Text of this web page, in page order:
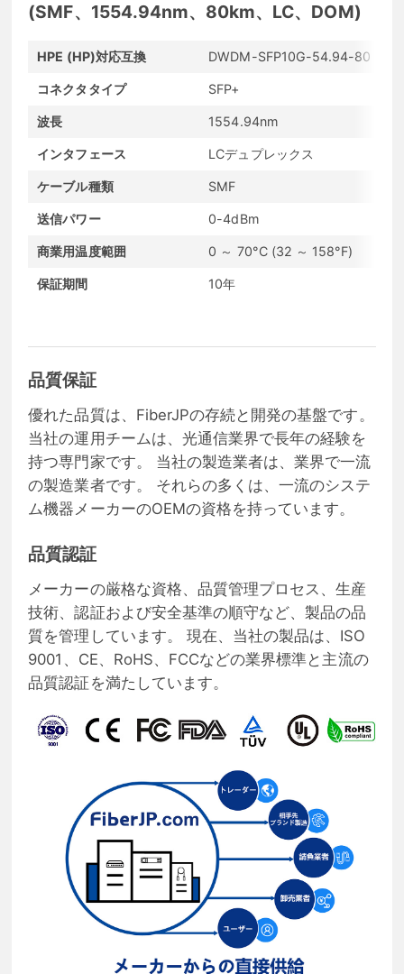
(SMF、1554.94nm、80km、LC、DOM)
HPE (HP)対応互換 DWDM-SFP10G-54.94-80
コネクタタイプ SFP+
波長 1554.94nm
インタフェース LCデュプレックス
ケーブル種類 SMF
送信パワー 0-4dBm
商業用温度範囲 0 ～ 70°C (32 ～ 158°F)
保証期間 10年
品質保証
優れた品質は、FiberJPの存続と開発の基盤です。
当社の運用チームは、光通信業界で長年の経験を
持つ専門家です。 当社の製造業者は、業界で一流
の製造業者です。 それらの多くは、一流のシステ
ム機器メーカーのOEMの資格を持っています。
品質認証
メーカーの厳格な資格、品質管理プロセス、生産
技術、認証および安全基準の順守など、製品の品
質を管理しています。 現在、当社の製品は、ISO
9001、CE、RoHS、FCCなどの業界標準と主流の
品質認証を満たしています。